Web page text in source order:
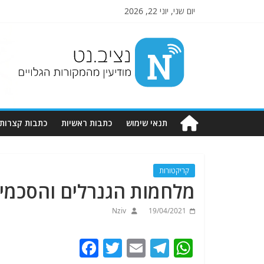
יום שני, יוני 22, 2026
Nziv.net
מודיעין
מהמקורות
תנאי שימוש כתבות ראשיות כתבות קצרות
קריקטורות
מלחמות הגנרלים
19/04/2021
Nziv
W
T
E
T